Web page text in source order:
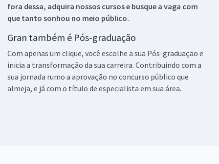
fora dessa, adquira nossos cursos e busque a vaga com
que tanto sonhou no meio público.
Gran também é Pós-graduação
Com apenas um clique, você escolhe a sua Pós-graduação e
inicia a transformação da sua carreira. Contribuindo com a
sua jornada rumo a aprovação no concurso público que
almeja, e já com o título de especialista em sua área.